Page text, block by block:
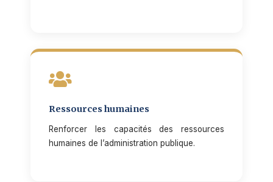
Ressources humaines
Renforcer les capacités des ressources
humaines de l’administration publique.